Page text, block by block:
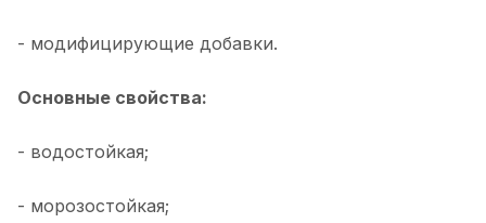
- модифицирующие добавки.
Основные свойства:
- водостойкая;
- морозостойкая;